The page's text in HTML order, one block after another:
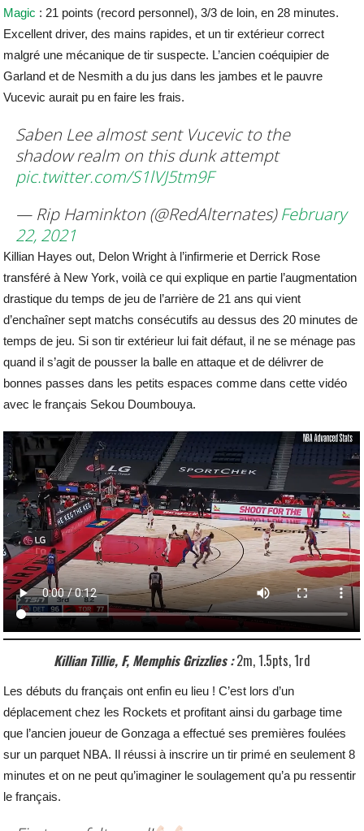
Magic : 21 points (record personnel), 3/3 de loin, en 28 minutes.
Excellent driver, des mains rapides, et un tir extérieur correct
malgré une mécanique de tir suspecte. L’ancien coéquipier de
Garland et de Nesmith a du jus dans les jambes et le pauvre
Vucevic aurait pu en faire les frais.
Saben Lee almost sent Vucevic to the
shadow realm on this dunk attempt
pic.twitter.com/S1lVJ5tm9F
— Rip Haminkton (@RedAlternates)February
22, 2021
Killian Hayes out, Delon Wright à l’infirmerie et Derrick Rose
transféré à New York, voilà ce qui explique en partie l’augmentation
drastique du temps de jeu de l’arrière de 21 ans qui vient
d’enchaîner sept matchs consécutifs au dessus des 20 minutes de
temps de jeu. Si son tir extérieur lui fait défaut, il ne se ménage pas
quand il s’agit de pousser la balle en attaque et de délivrer de
bonnes passes dans les petits espaces comme dans cette vidéo
avec le français Sekou Doumbouya.
Killian Tillie, F, Memphis Grizzlies :2m, 1.5pts, 1rd
Les débuts du français ont enfin eu lieu ! C’est lors d’un
déplacement chez les Rockets et profitant ainsi du garbage time
que l’ancien joueur de Gonzaga a effectué ses premières foulées
sur un parquet NBA. Il réussi à inscrire un tir primé en seulement 8
minutes et on ne peut qu’imaginer le soulagement qu’a pu ressentir
le français.